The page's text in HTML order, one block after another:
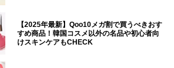
【2025年最新】Qoo10メガ割で買うべきおす
すめ商品！韓国コスメ以外の名品や初心者向
けスキンケアもCHECK